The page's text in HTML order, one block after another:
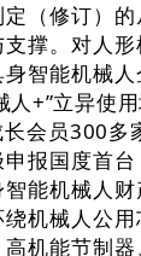
修订）的
撑。对人
智能机械人
人+”立异使
会员300多
报国度首
能机械人
机械人公
机能节制